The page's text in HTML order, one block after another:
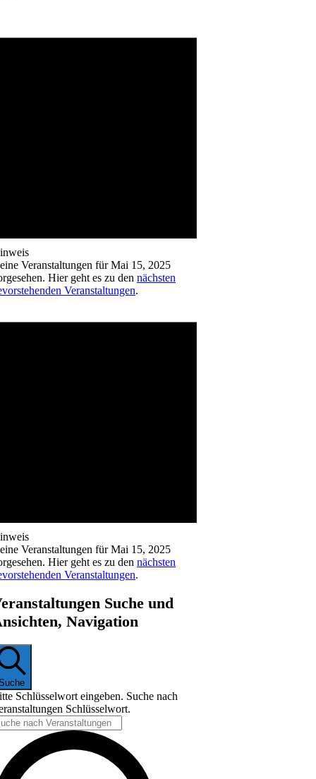
Veranstaltungen für Mai 15, 2025
Hier geht es zu den nächsten
Veranstaltungen.
Veranstaltungen für Mai 15, 2025
Hier geht es zu den nächsten
Veranstaltungen.
Suche und
Navigation
Schlüsselwort eingeben. Suche nach
Schlüsselwort.